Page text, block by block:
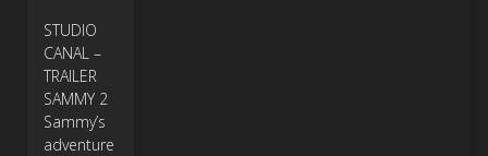
STUDIO
CANAL –
TRAILER
SAMMY 2
Sammy’s
adventure